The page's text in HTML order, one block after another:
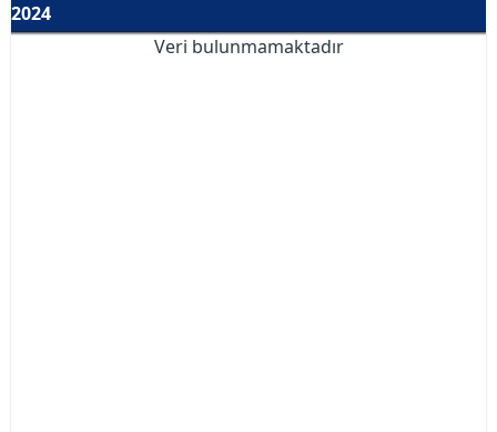
2024
Veri bulunmamaktadır